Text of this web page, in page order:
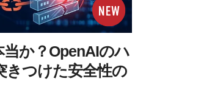
か？OpenAIのハ
きつけた安全性の